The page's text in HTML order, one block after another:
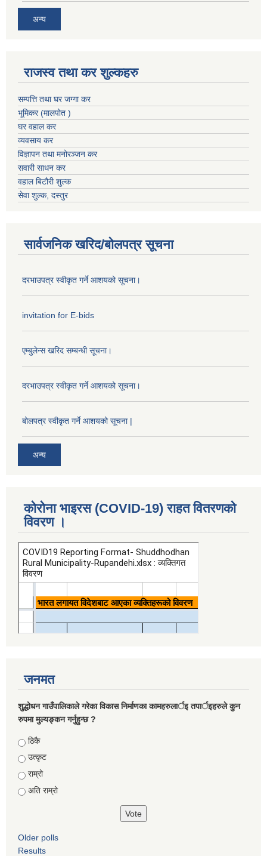
अन्य
राजस्व तथा कर शुल्कहरु
सम्पत्ति तथा घर जग्गा कर
भूमिकर (मालपोत )
घर वहाल कर
व्यवसाय कर
विज्ञापन तथा मनोरञ्जन कर
सवारी साधन कर
वहाल बिटौरी शुल्क
सेवा शुल्क, दस्तुर
सार्वजनिक खरिद/बोलपत्र सूचना
दरभाउपत्र स्वीकृत गर्ने आशयको सूचना।
invitation for E-bids
एम्बुलेन्स खरिद सम्बन्धी सूचना।
दरभाउपत्र स्वीकृत गर्ने आशयको सूचना।
बोलपत्र स्वीकृत गर्ने आशयको सूचना |
अन्य
कोरोना भाइरस (COVID-19) राहत वितरणको
विवरण ।
जनमत
शुद्धोधन गाउँपालिकाले गरेका विकास निर्माणका कामहरुलार्इ तपार्इहरुले कुन
रुपमा मुल्यङ्कन गर्नुहुन्छ ?
Choices
ठिकै
उत्कृट
राम्रो
अति राम्रो
Older polls
Results